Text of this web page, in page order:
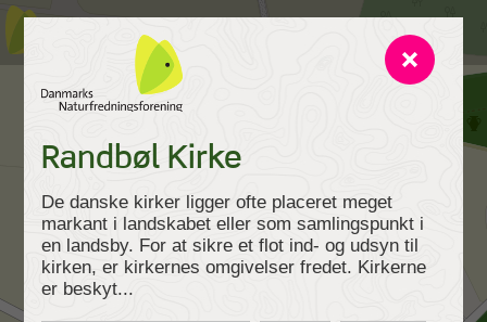
Randbøl Kirke
De danske kirker ligger ofte placeret meget
markant i landskabet eller som samlingspunkt i
en landsby. For at sikre et flot ind- og udsyn til
kirken, er kirkernes omgivelser fredet. Kirkerne
er beskyt...